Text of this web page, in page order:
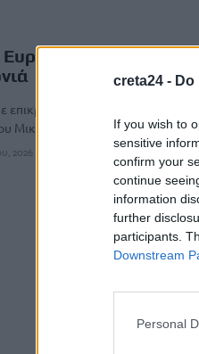
creta24 -
If you wish to
sensitive
confirm your
continue
information
further
participants.
Downstream
Personal
η Παρί για 2η
επικράτησε με 4-3 στη “ρωσική
Μικέλ Αρτέτα, μετά το…
2026